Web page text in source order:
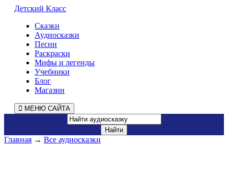
Детский Класс
Сказки
Аудиосказки
Песни
Раскраски
Мифы и легенды
Учебники
Блог
Магазин
МЕНЮ САЙТА
Главная → Все аудиосказки